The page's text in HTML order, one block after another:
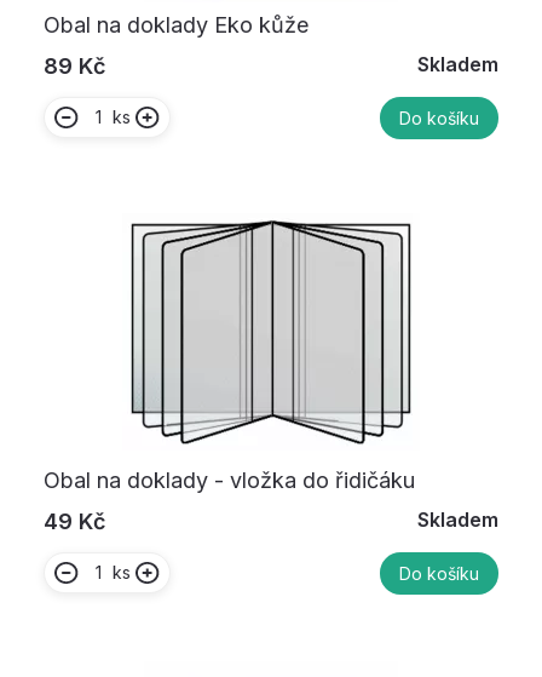
Obal na doklady Eko kůže
89 Kč
Skladem
ks Do košíku
Obal na doklady - vložka do řidičáku
49 Kč
Skladem
ks Do košíku